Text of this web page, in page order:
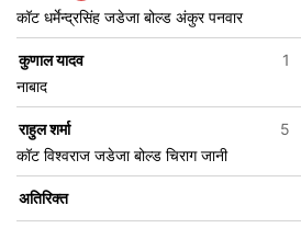
कॉट धर्मेन्द्रसिंह जडेजा बोल्ड अंकुर पनवार
कुणाल यादव 1
नाबाद
राहुल शर्मा 5
कॉट विश्वराज जडेजा बोल्ड चिराग जानी
अतिरिक्त